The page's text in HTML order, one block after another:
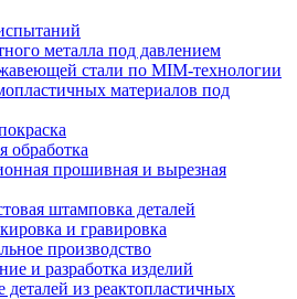
металла под давлением
стали по MIM-технологии
материалов под
обработка
прошивная и вырезная
штамповка деталей
и гравировка
производство
и разработка изделий
деталей из реактопластичных